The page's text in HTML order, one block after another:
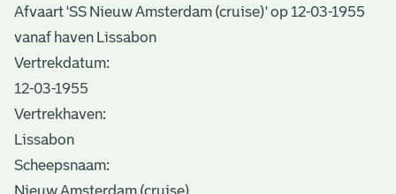
Afvaart 'SS Nieuw Amsterdam (cruise)' op 12-03-1955
vanaf haven Lissabon
Vertrekdatum:
12-03-1955
Vertrekhaven:
Lissabon
Scheepsnaam:
Nieuw Amsterdam (cruise)